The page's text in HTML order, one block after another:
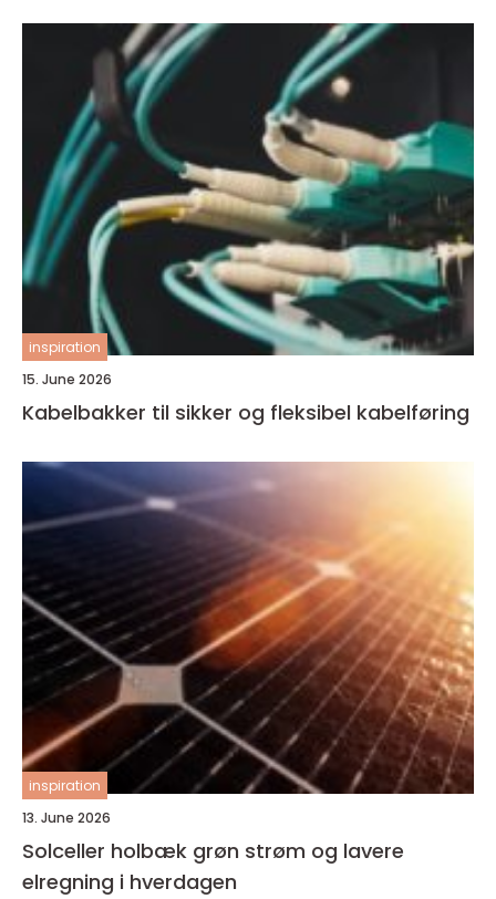
inspiration
15. June 2026
Kabelbakker til sikker og fleksibel kabelføring
inspiration
13. June 2026
Solceller holbæk grøn strøm og lavere
elregning i hverdagen